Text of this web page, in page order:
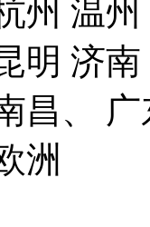
州 温
明 济
昌、
洲